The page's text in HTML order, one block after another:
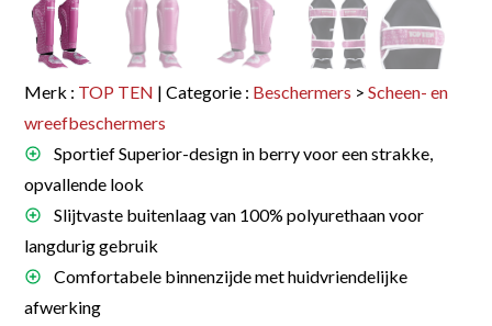
Merk : TOP TEN | Categorie : Beschermers >Scheen- en
wreefbeschermers
Sportief Superior-design in berry voor een strakke,
opvallende look
Slijtvaste buitenlaag van 100% polyurethaan voor
langdurig gebruik
Comfortabele binnenzijde met huidvriendelijke
afwerking